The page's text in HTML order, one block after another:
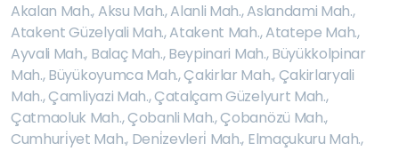
Akalan Mah.,Aksu Mah.,Alanli Mah.,Aslandami Mah.,
Atakent Güzelyali Mah.,Atakent Mah.,Atatepe Mah.,
Ayvali Mah., Balaç Mah.,Beypinari Mah.,Büyükkolpinar
Mah.,Büyükoyumca Mah.,Çakirlar Mah.,Çakirlaryali
Mah.,Çamliyazi Mah.,Çatalçam Güzelyurt Mah.,
Çatmaoluk Mah.,Çobanli Mah.,Çobanözü Mah.,
Cumhuri̇yet Mah., Deni̇zevleri̇ Mah., Elmaçukuru Mah.,